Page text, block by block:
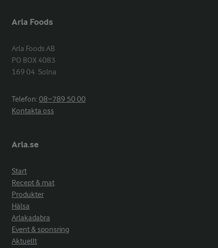
Arla Foods
Arla Foods AB
PO BOX 4083
169 04  Solna
Telefon:08−789 50 00
Kontakta oss
Arla.se
Start
Recept & mat
Produkter
Hälsa
Arlakadabra
Event & sponsring
Aktuellt